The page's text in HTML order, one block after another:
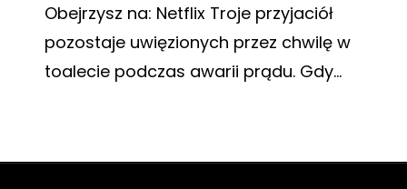
Obejrzysz na: Netflix Troje przyjaciół
pozostaje uwięzionych przez chwilę w
toalecie podczas awarii prądu. Gdy…